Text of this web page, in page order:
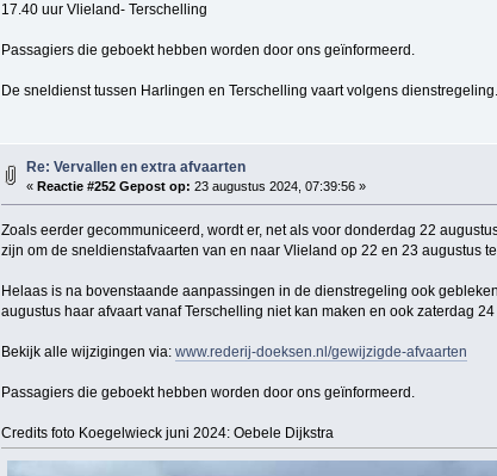
17.40 uur Vlieland- Terschelling
Passagiers die geboekt hebben worden door ons geïnformeerd.
De sneldienst tussen Harlingen en Terschelling vaart volgens dienstregeling.
Re: Vervallen en extra afvaarten
«Reactie #252 Gepost op: 23 augustus 2024, 07:39:56 »
Zoals eerder gecommuniceerd, wordt er, net als voor donderdag 22
zijn om de sneldienstafvaarten van en naar Vlieland op 22 en 23 augustus
Helaas is na bovenstaande aanpassingen in de dienstregeling ook
augustus haar afvaart vanaf Terschelling niet kan maken en ook zaterdag
Bekijk alle wijzigingen via: www.rederij-doeksen.nl/gewijzigde-afvaarten
Passagiers die geboekt hebben worden door ons geïnformeerd.
Credits foto Koegelwieck juni 2024: Oebele Dijkstra